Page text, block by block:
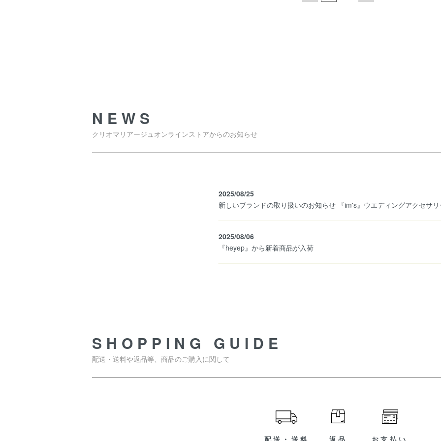
NEWS
クリオマリアージュオンラインストアからのお知らせ
2025/08/25
新しいブランドの取り扱いのお知らせ 『im's』ウエディングアクセサ
2025/08/06
『heyep』から新着商品が入荷
SHOPPING GUIDE
配送・送料や返品等、商品のご購入に関して